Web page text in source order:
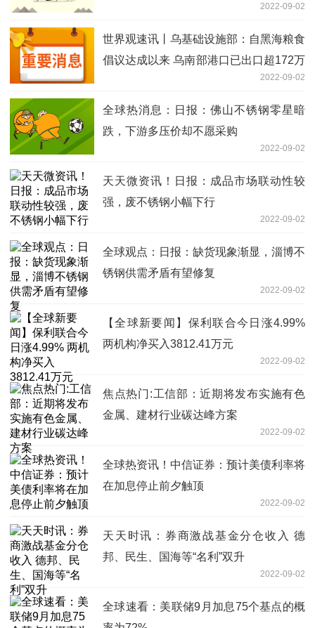
2022-09-02
世界观速讯丨乌基础设施部：自黑海粮食
倡议达成以来 乌南部港口已出口超172万
2022-09-02
全球热消息：日报：佛山不锈钢零星暗
跌，下游多压价却不愿采购
2022-09-02
天天微资讯！日报：成品市场联动性较
强，废不锈钢小幅下行
2022-09-02
全球观点：日报：缺货现象渐显，淄博不
锈钢供需矛盾有望修复
2022-09-02
【全球新要闻】保利联合今日涨4.99%
两机构净买入3812.41万元
2022-09-02
焦点热门:工信部：近期将发布实施有色
金属、建材行业碳达峰方案
2022-09-02
全球热资讯！中信证券：预计美债利率将
在加息停止前夕触顶
2022-09-02
天天时讯：券商激战基金分仓收入 德
邦、民生、国海等“名利”双升
2022-09-02
全球速看：美联储9月加息75个基点的概